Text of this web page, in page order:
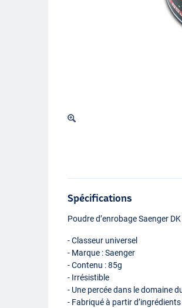
Spécifications
Poudre d’enrobage Saenger
- Classeur universel
- Marque : Saenger
- Contenu : 85g
- Irrésistible
- Une percée dans le domaine
- Fabriqué à partir